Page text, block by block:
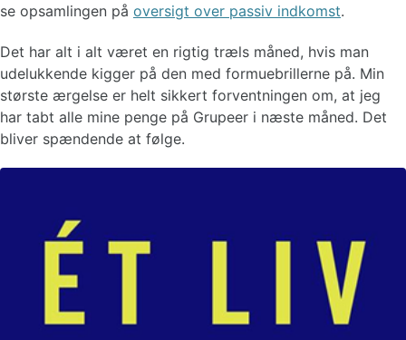
se opsamlingen på oversigt over passiv indkomst.
Det har alt i alt været en rigtig træls måned, hvis man
udelukkende kigger på den med formuebrillerne på. Min
største ærgelse er helt sikkert forventningen om, at jeg
har tabt alle mine penge på Grupeer i næste måned. Det
bliver spændende at følge.